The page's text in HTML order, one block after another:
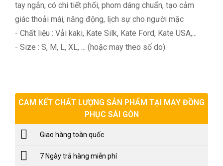
tay ngắn, có chi tiết phối, phom dáng chuẩn, tạo cảm
giác thoải mái, năng động, lịch sự cho người mặc
- Chất liệu : Vải kaki, Kate Silk, Kate Ford, Kate USA,...
- Size : S, M, L, XL, ... (hoặc may theo số do).
CAM KẾT CHẤT LƯỢNG SẢN PHẨM TẠI MAY ĐỒNG
PHỤC SÀI GÒN
Giao hàng toàn quốc
7 Ngày trả hàng miễn phí